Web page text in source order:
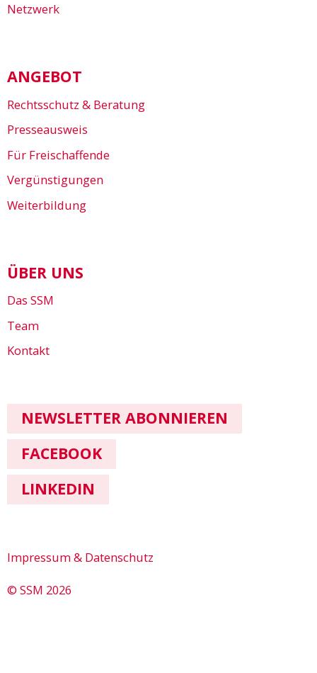
Netzwerk
ANGEBOT
Rechtsschutz & Beratung
Presseausweis
Für Freischaffende
Vergünstigungen
Weiterbildung
ÜBER UNS
Das SSM
Team
Kontakt
NEWSLETTER ABONNIEREN
FACEBOOK
LINKEDIN
Impressum & Datenschutz
© SSM 2026